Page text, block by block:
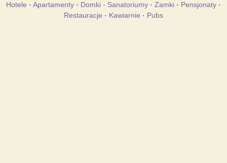
Hotele · Apartamenty · Domki · Sanatoriumy · Zamki · Pensjonaty ·
Restauracje · Kawiarnie · Pubs